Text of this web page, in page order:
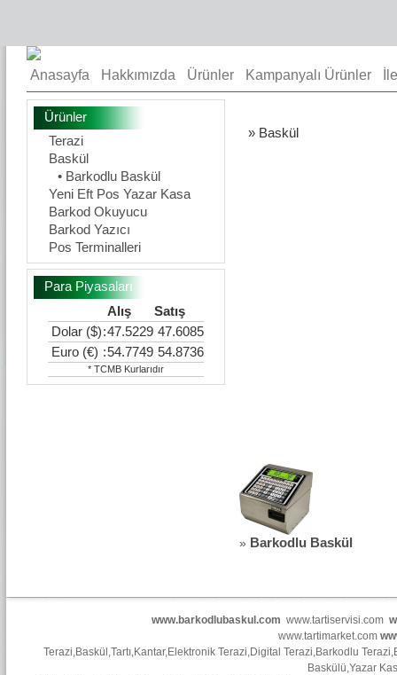
Anasayfa Hakkımızda Ürünler Kampanyalı Ürünler
Ürünler
Terazi
Baskül
• Barkodlu Baskül
Yeni Eft Pos Yazar Kasa
Barkod Okuyucu
Barkod Yazıcı
Pos Terminalleri
Para Piyasaları
Alış
Satış
Dolar ($):47.5229 47.6085
Euro (€) :54.7749 54.8736
* TCMB Kurlarıdır
» Baskül
» Barkodlu Baskül
www.barkodlubaskul.com www.tartiservisi.com
www.tartimarket.com
Terazi,Baskül ,Tartı,Kantar,Elektronik Terazi,Digital Terazi,Barkodlu Terazi,
Baskülü,Yazar